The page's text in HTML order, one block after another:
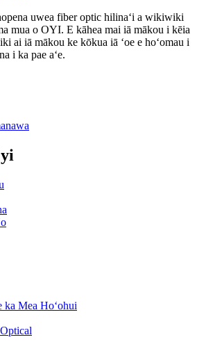
uwea fiber optic hilinaʻi a wikiwiki
mua o OYI. E kāhea mai iā mākou i kēia
ai iā mākou ke kōkua iā ʻoe e hoʻomau i
i ka pae aʻe.
ka Mea Hoʻohui